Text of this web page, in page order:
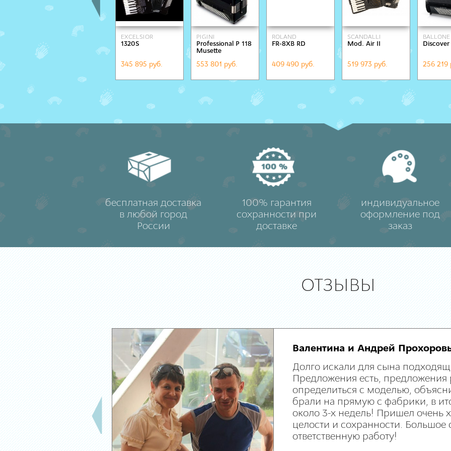
EXCELSIOR
1320S
345 895 руб.
PIGINI
Professional P 118
Musette
553 801 руб.
ROLAND
FR-8XB RD
409 490 руб.
SCANDALLI
Mod. Air II
519 973 руб.
BALLONE
256 219
бесплатная доставка
в любой город
России
100% гарантия
сохранности при
доставке
индивидуальное
оформление под
заказ
ОТЗЫВЫ
Валентина и Андрей
Долго искали для сына
Предложения есть, предложения
определиться с моделью,
брали на прямую с фабрики, в
около 3-х недель! Пришел очень
целости и сохранности. Большое
ответственную работу!